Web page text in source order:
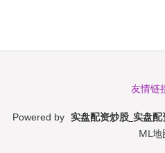
友情链
Powered by 实盘配资炒股_实盘
ML地